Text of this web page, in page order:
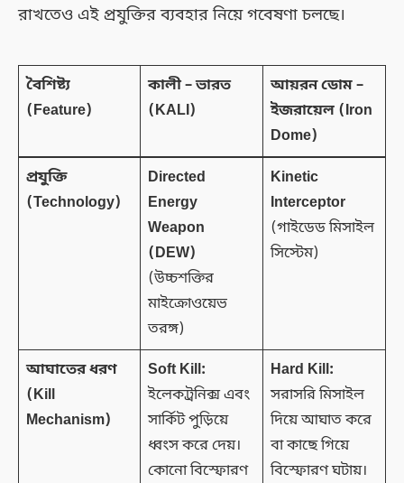
রাখতেও এই প্রযুক্তির ব্যবহার নিয়ে গবেষণা চলছে।
বৈশিষ্ট্য
(Feature)
কালী – ভারত
(KALI)
আয়রন ডোম –
ইজরায়েল (Iron
Dome)
প্রযুক্তি
(Technology)
Directed
Energy
Weapon
(DEW)
(উচ্চশক্তির
মাইক্রোওয়েভ
তরঙ্গ)
Kinetic
Interceptor
(গাইডেড মিসাইল
সিস্টেম)
আঘাতের ধরণ
(Kill
Mechanism)
Soft Kill:
ইলেকট্রনিক্স এবং
সার্কিট পুড়িয়ে
ধ্বংস করে দেয়।
কোনো বিস্ফোরণ
Hard Kill:
সরাসরি মিসাইল
দিয়ে আঘাত করে
বা কাছে গিয়ে
বিস্ফোরণ ঘটায়।